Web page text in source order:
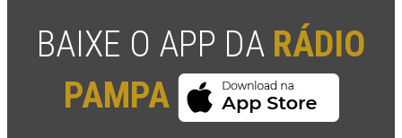
BAIXE O APP DA RÁDIO
PAMPA